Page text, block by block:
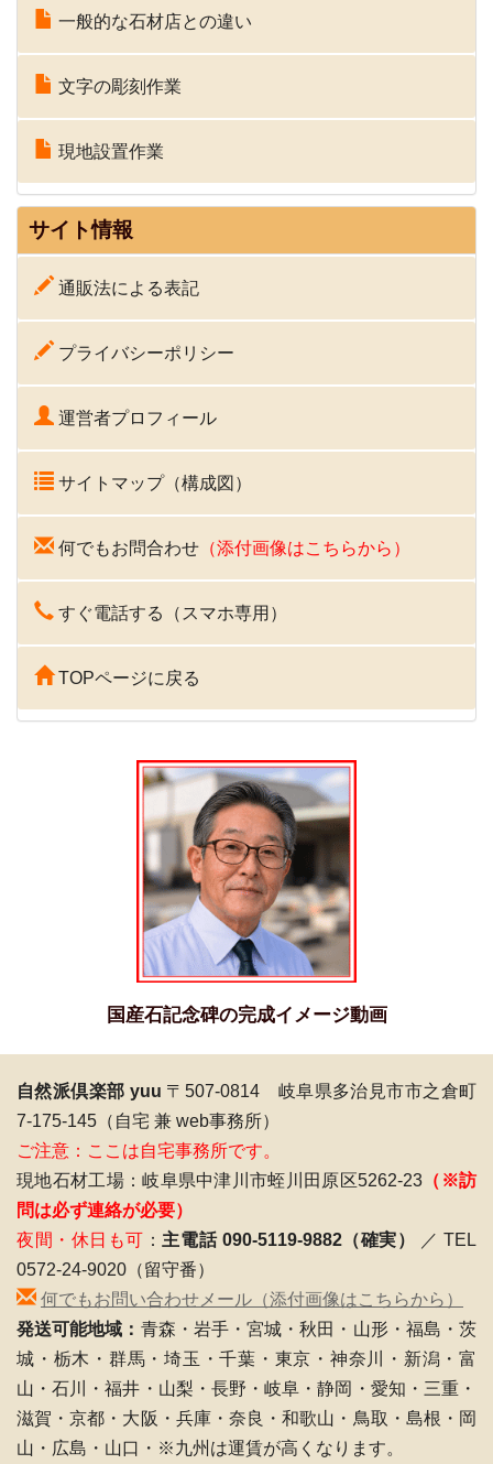
一般的な石材店との違い
文字の彫刻作業
現地設置作業
サイト情報
通販法による表記
プライバシーポリシー
運営者プロフィール
サイトマップ（構成図）
何でもお問合わせ （添付画像はこちらから）
すぐ電話する（スマホ専用）
TOPページに戻る
国産石記念碑の完成イメージ動画
自然派倶楽部 yuu 〒507-0814 岐阜県多治見市市之倉町
7-175-145（自宅 兼 web事務所）
ご注意：ここは自宅事務所です。
現地石材工場：岐阜県中津川市蛭川田原区5262-23 （※訪
問は必ず連絡が必要）
夜間・休日も可 ： 主電話 090-5119-9882（確実）
／ TEL
0572-24-9020（留守番）
何でもお問い合わせメール（添付画像はこちらから）
発送可能地域： 青森・岩手・宮城・秋田・山形・福島・茨
城・栃木・群馬・埼玉・千葉・東京・神奈川・新潟・富
山・石川・福井・山梨・長野・岐阜・静岡・愛知・三重・
滋賀・京都・大阪・兵庫・奈良・和歌山・鳥取・島根・岡
山・広島・山口・※九州は運賃が高くなります。